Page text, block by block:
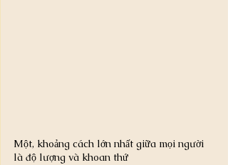
Một, khoảng cách lớn nhất giữa mọi người
là độ lượng và khoan thứ